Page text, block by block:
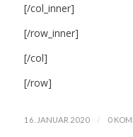
[/col_inner]
[/row_inner]
[/col]
[/row]
16. JANUAR 2020 / 0